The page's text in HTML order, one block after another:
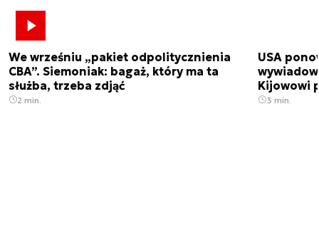
We wrześniu „pakiet odpolitycznienia
CBA”. Siemoniak: bagaż, który ma ta
służba, trzeba zdjąć
2 min.
USA
Kijowowi
3 min.